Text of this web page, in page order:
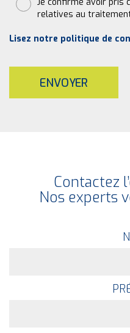
relatives au
Lisez notre politique de
ENVOYER
Contactez
Nos experts